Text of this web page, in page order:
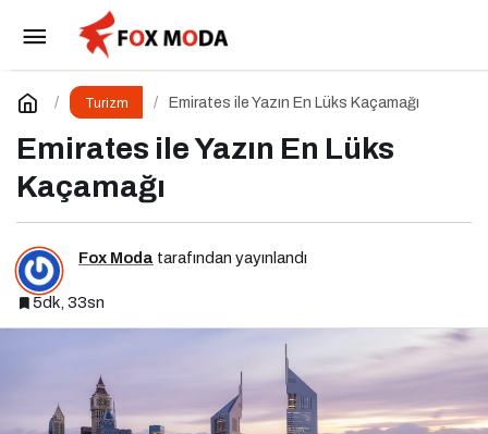
Turizm Emirates ile Yazın En Lüks Kaçamağı
Emirates ile Yazın En Lüks
Kaçamağı
Fox Moda tarafından yayınlandı
5dk, 33sn
Karne Zilinden Yaz Esintilerine
Yorum Yap